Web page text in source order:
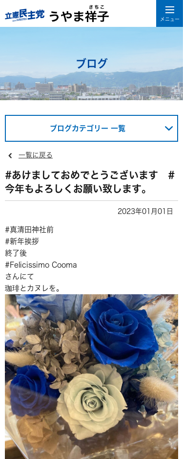
ブログ
ブログカテゴリー 一覧
一覧に戻る
#あけましておめでとうございます #
今年もよろしくお願い致します。
2023年01月01日
#真清田神社前
#新年挨拶
終了後
#Felicissimo Cooma
さんにて
珈琲とカヌレを。